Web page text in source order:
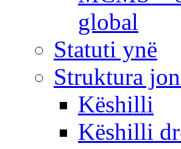
global
Statuti ynë
Struktura
Këshilli
Këshilli